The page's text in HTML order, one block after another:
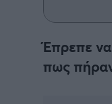
Έπρεπε
πως